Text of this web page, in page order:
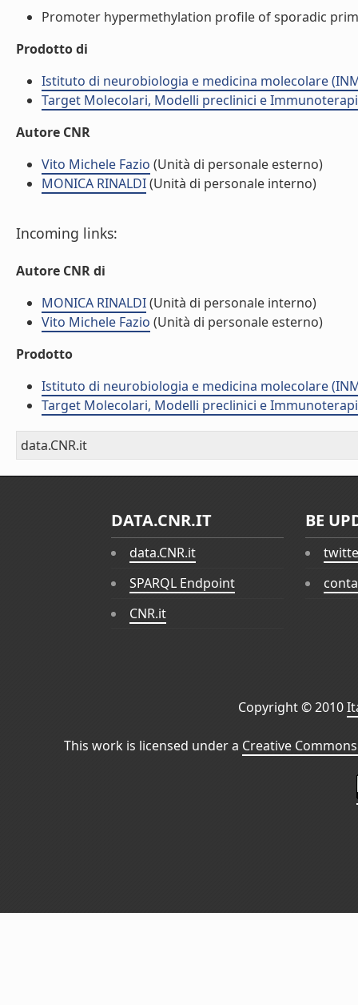
Promoter hypermethylation profile of sporadic
Prodotto di
Istituto di neurobiologia e medicina molecolare
Target Molecolari, Modelli preclinici e
Autore CNR
Vito Michele Fazio (Unità di personale esterno)
MONICA RINALDI(Unità di personale interno)
Incoming links:
Autore CNR di
MONICA RINALDI(Unità di personale interno)
Vito Michele Fazio (Unità di personale esterno)
Prodotto
Istituto di neurobiologia e medicina molecolare
Target Molecolari, Modelli preclinici e
data.CNR.it
DATA.CNR.IT
data.CNR.it
SPARQL Endpoint
CNR.it
BE
Copyright © 2010
This work is licensed under a Creative